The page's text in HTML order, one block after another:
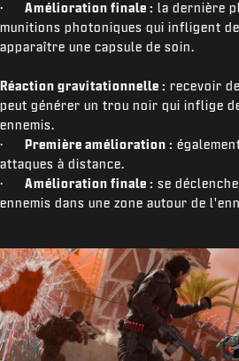
· Amélioration finale : la dernière
munitions photoniques qui infligent
apparaître une capsule de soin.
Réaction gravitationnelle : recevoir
peut générer un trou noir qui inflige
ennemis.
·
Première amélioration :
attaques à distance.
· Amélioration finale : se
ennemis dans une zone autour de